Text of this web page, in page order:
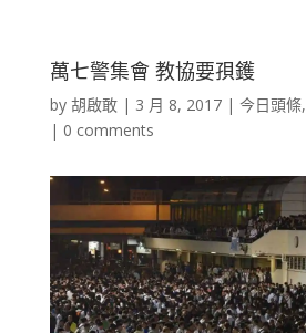
萬七警集會 教協要孭鑊
by 胡啟敢| 3 月 8, 2017| 今日頭條,
| 0 comments